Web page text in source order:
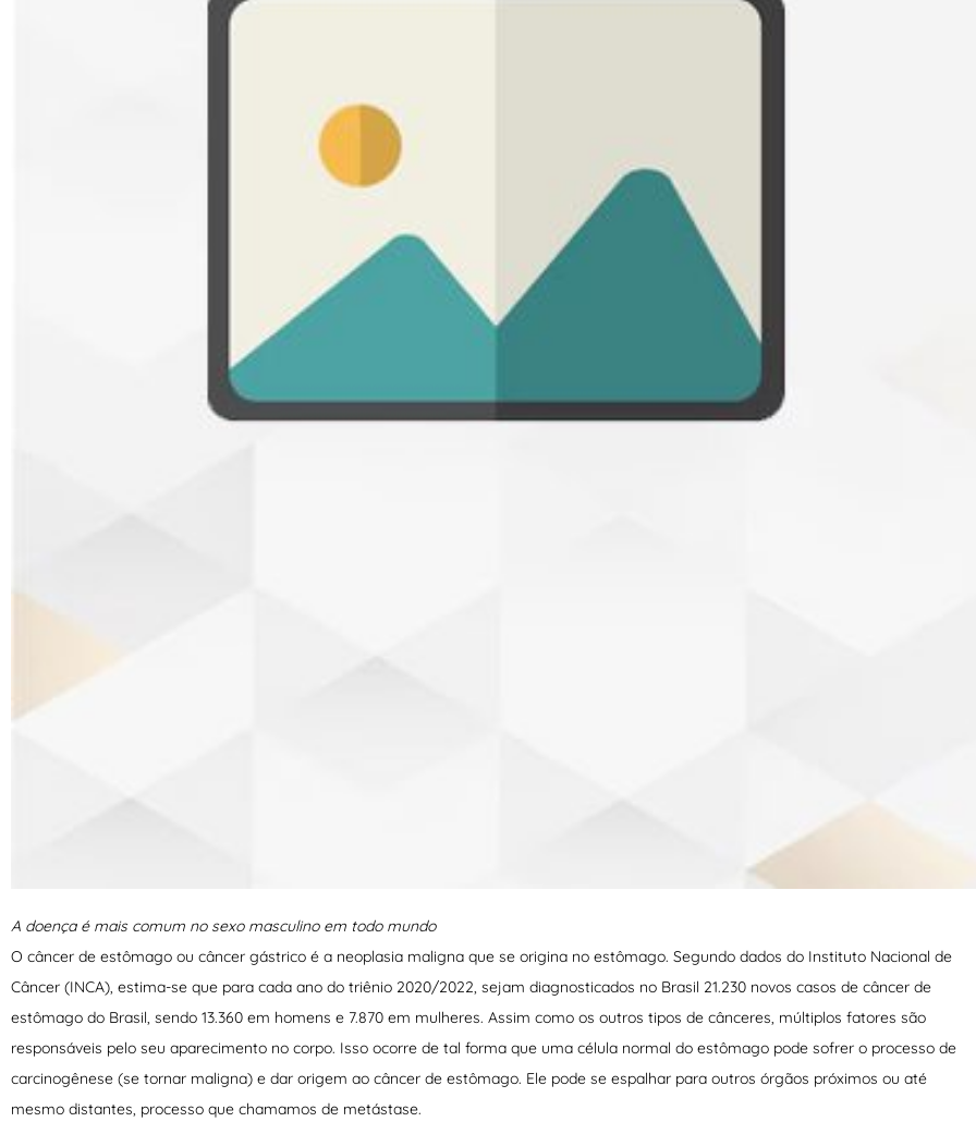
A doença é mais comum no sexo masculino em todo mundo
O câncer de estômago ou câncer gástrico é a neoplasia maligna que se origina no estômago. Segundo dados do Instituto Nacional de
Câncer (INCA), estima-se que para cada ano do triênio 2020/2022, sejam diagnosticados no Brasil 21.230 novos casos de câncer de
estômago do Brasil, sendo 13.360 em homens e 7.870 em mulheres. Assim como os outros tipos de cânceres, múltiplos fatores são
responsáveis pelo seu aparecimento no corpo. Isso ocorre de tal forma que uma célula normal do estômago pode sofrer o processo de
carcinogênese (se tornar maligna) e dar origem ao câncer de estômago. Ele pode se espalhar para outros órgãos próximos ou até
mesmo distantes, processo que chamamos de metástase.